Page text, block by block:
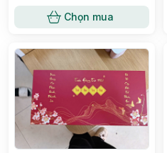
Chọn mua